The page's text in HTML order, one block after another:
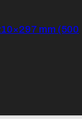
mm (500